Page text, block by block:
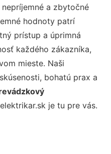
a zbytočné
hodnoty patrí
prístup a úprimná
každého zákazníka,
mieste. Naši
bohatú prax a
je tu pre vás.